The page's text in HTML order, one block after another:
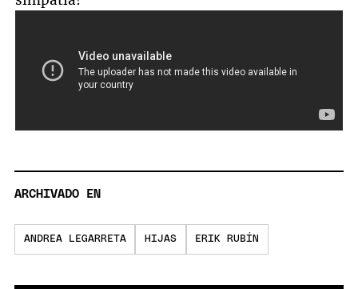
ARCHIVADO EN
ANDREA LEGARRETA HIJAS ERIK RUBÍN